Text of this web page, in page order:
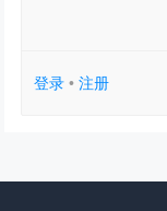
登录 •注册